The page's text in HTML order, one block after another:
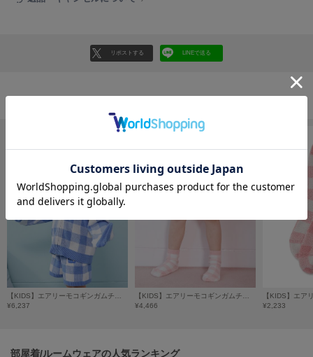
gelato pique
gelato pique Sleep
ジェラート ピケ スリープ
グラミチ
へノン
リポストする LINEで送る
¥6,237
¥4,466
¥2,233
部屋着/ルームウェアの人気ランキング